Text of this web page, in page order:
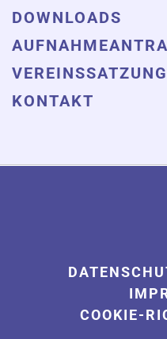
DOWNLOADS
VEREINSSATZUNG
KONTAKT
COOKIE-